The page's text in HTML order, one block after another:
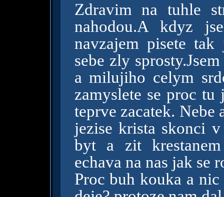
Zdravim na tuhle
nahodou.A kdyz
navzajem pisete
sebe zly
a milujiho celym
zamyslete se proc
teprve zacatek. Nebe
jezise krista skonci
byt a zit
echava na nas jak se
Proc buh kouka a